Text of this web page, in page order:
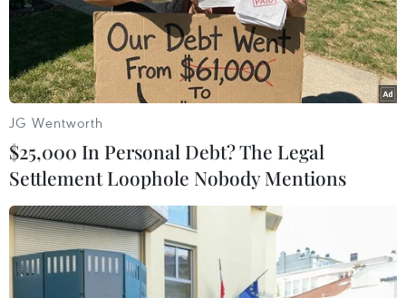
TIN LIÊN QUAN
JG Wentworth
$25,000 In Personal Debt? The Legal
Settlement Loophole Nobody Mentions